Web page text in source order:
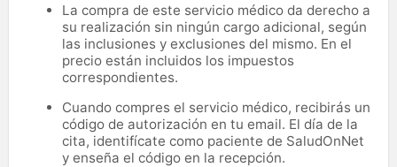
La compra de este servicio médico da derecho a
su realización sin ningún cargo adicional, según
las inclusiones y exclusiones del mismo. En el
precio están incluidos los impuestos
correspondientes.
Cuando compres el servicio médico, recibirás un
código de autorización en tu email. El día de la
cita, identifícate como paciente de SaludOnNet
y enseña el código en la recepción.